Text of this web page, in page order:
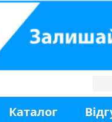
Каталог